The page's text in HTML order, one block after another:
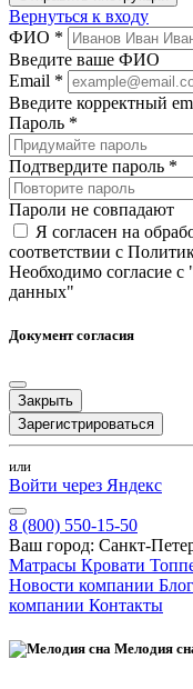
Вернуться к входу
ФИО *
Введите ваше ФИО
Email *
Введите корректный
Пароль *
Подтвердите пароль *
Пароли не совпадают
Я согласен на
соответствии с
Необходимо согласие с
данных"
Документ согласия
Закрыть
Зарегистрироваться
или
Войти через Яндекс
8 (800) 550-15-50
Ваш город: Санкт-
Матрасы Кровати
Новости компании Блог
компании Контакты
Мелодия